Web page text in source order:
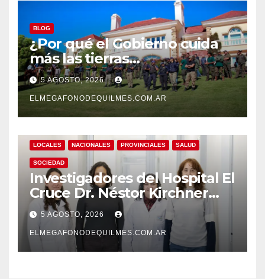
BLOG
¿Por qué el Gobierno cuida
más las tierras
extranjerizadas que el
patrimonio de todos los
argentinos?
5 AGOSTO, 2026
ELMEGAFONODEQUILMES.COM.AR
LOCALES NACIONALES PROVINCIALES SALUD
SOCIEDAD
Investigadores del Hospital El
Cruce Dr. Néstor Kirchner
desarrollan un estudio
pionero sobre el
envejecimiento cerebral y las
demencias
5 AGOSTO, 2026
ELMEGAFONODEQUILMES.COM.AR